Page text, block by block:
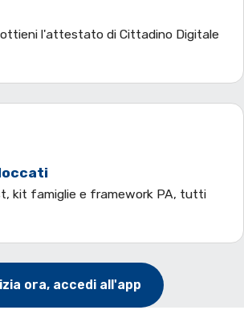
l'attestato di Cittadino Digitale
kit famiglie e framework PA, tutti
ora, accedi all'app